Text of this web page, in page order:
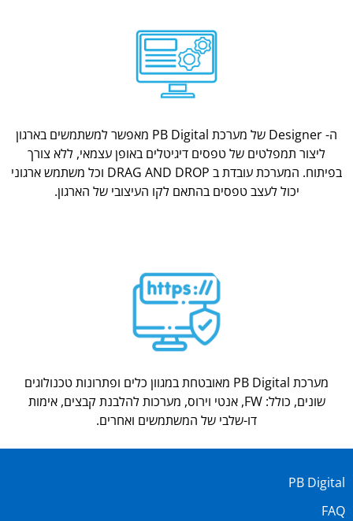
ה- Designer של מערכת PB Digital מאפשר למשתמשים בארגון
ליצור תמפלטים של טפסים דיגיטלים באופן עצמאי, ללא צורך
בפיתוח. המערכת עובדת ב DRAG AND DROP וכל משתמש ארגוני
יכול לעצב טפסים בהתאם לקו העיצובי של הארגון.
מערכת PB Digital מאובטחת במגוון כלים ופתרונות טכנולוגים
שונים, כולל: FW, אנטי וירוס, מערכות להלבנת קבצים, אימות
דו-שלבי של המשתמשים ואחרים.
PB Digital
FAQ